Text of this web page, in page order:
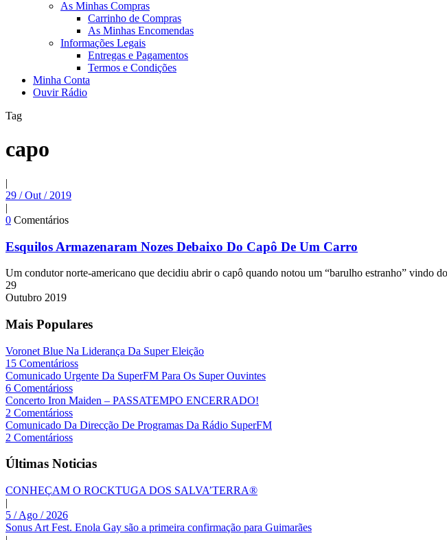
As Minhas Compras
Carrinho de Compras
As Minhas Encomendas
Informações Legais
Entregas e Pagamentos
Termos e Condições
Minha Conta
Ouvir Rádio
Tag
capo
|
29 / Out / 2019
|
0 Comentários
Esquilos Armazenaram Nozes Debaixo Do Capô De Um Carro
Um condutor norte-americano que decidiu abrir o capô quando notou um “barulho estranho” vindo
29
Outubro 2019
Mais Populares
Voronet Blue Na Liderança Da Super Eleição
15 Comentárioss
Comunicado Urgente Da SuperFM Para Os Super Ouvintes
6 Comentárioss
Concerto Iron Maiden – PASSATEMPO ENCERRADO!
2 Comentárioss
Comunicado Da Direcção De Programas Da Rádio SuperFM
2 Comentárioss
Últimas Noticias
CONHEÇAM O ROCKTUGA DOS SALVA’TERRA®
|
5 / Ago / 2026
Sonus Art Fest. Enola Gay são a primeira confirmação para Guimarães